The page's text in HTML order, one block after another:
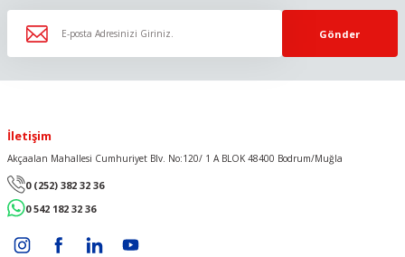
Gönder
İletişim
Akçaalan Mahallesi Cumhuriyet Blv. No:120/ 1 A BLOK 48400 Bodrum/Muğla
0 (252) 382 32 36
0 542 182 32 36